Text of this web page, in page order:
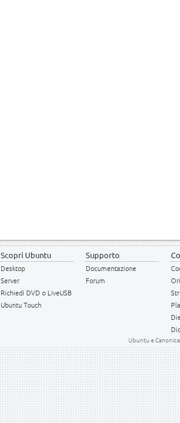
Scopri Ubuntu
Desktop
Server
Richiedi DVD o LiveUSB
Ubuntu Touch
Supporto
Documentazione
Forum
Ubuntu e